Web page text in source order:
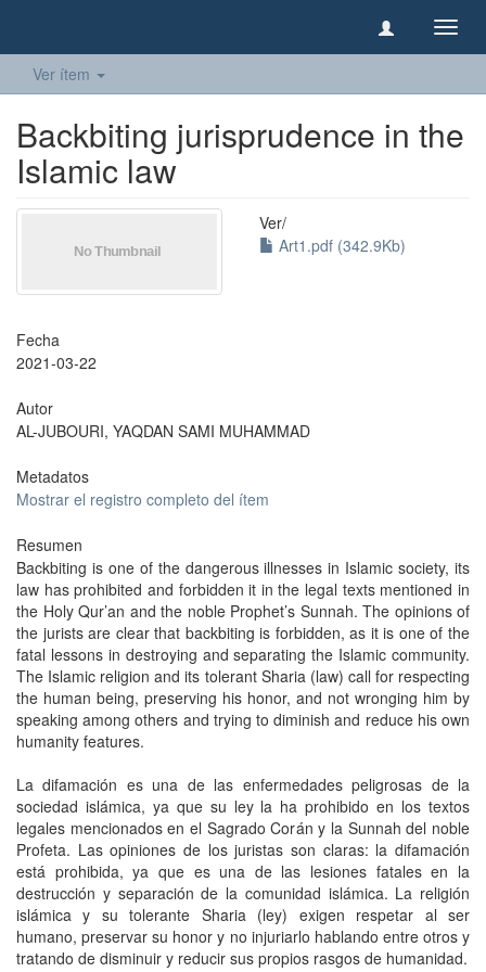
Ver ítem
Backbiting jurisprudence in the
Islamic law
Ver/
Art1.pdf (342.9Kb)
Fecha
2021-03-22
Autor
AL-JUBOURI, YAQDAN SAMI MUHAMMAD
Metadatos
Mostrar el registro completo del ítem
Resumen
Backbiting is one of the dangerous illnesses in Islamic society, its
law has prohibited and forbidden it in the legal texts mentioned in
the Holy Qur’an and the noble Prophet’s Sunnah. The opinions of
the jurists are clear that backbiting is forbidden, as it is one of the
fatal lessons in destroying and separating the Islamic community.
The Islamic religion and its tolerant Sharia (law) call for respecting
the human being, preserving his honor, and not wronging him by
speaking among others and trying to diminish and reduce his own
humanity features.
La difamación es una de las enfermedades peligrosas de la
sociedad islámica, ya que su ley la ha prohibido en los textos
legales mencionados en el Sagrado Corán y la Sunnah del noble
Profeta. Las opiniones de los juristas son claras: la difamación
está prohibida, ya que es una de las lesiones fatales en la
destrucción y separación de la comunidad islámica. La religión
islámica y su tolerante Sharia (ley) exigen respetar al ser
humano, preservar su honor y no injuriarlo hablando entre otros y
tratando de disminuir y reducir sus propios rasgos de humanidad.